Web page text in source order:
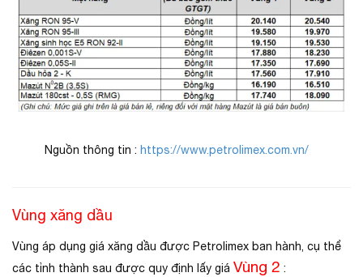
Nguồn thông tin : https://www.petrolimex.com.vn/
Vùng xăng dầu
Vùng áp dụng giá xăng dầu được Petrolimex ban hành, cụ thể
các tỉnh thành sau được quy định lấy giá Vùng 2 :